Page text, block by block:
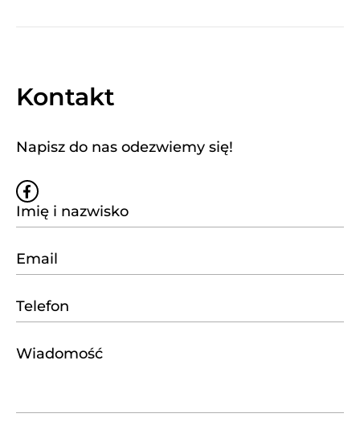
Kontakt
Napisz do nas odezwiemy się!
W
s
p
r
c
e
w
t